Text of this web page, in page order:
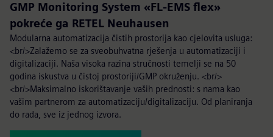
GMP Monitoring System «FL-EMS flex»
pokreće ga RETEL Neuhausen
Modularna automatizacija čistih prostorija kao cjelovita usluga:
<br/>Zalažemo se za sveobuhvatna rješenja u automatizaciji i
digitalizaciji. Naša visoka razina stručnosti temelji se na 50
godina iskustva u čistoj prostoriji/GMP okruženju. <br/>
<br/>Maksimalno iskorištavanje vaših prednosti: s nama kao
vašim partnerom za automatizaciju/digitalizaciju. Od planiranja
do rada, sve iz jednog izvora.